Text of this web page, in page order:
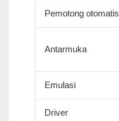
Pemotong otomatis
Antarmuka
Emulasi
Driver